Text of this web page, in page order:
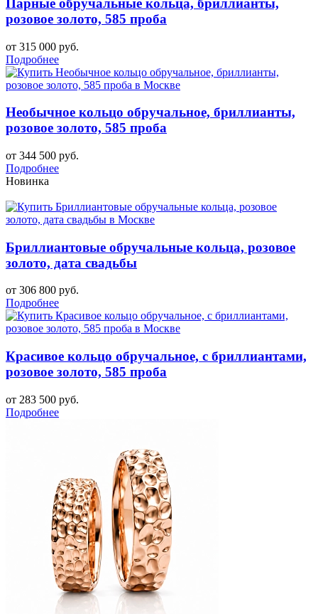
Парные обручальные кольца, бриллианты,
розовое золото, 585 проба
от 315 000 руб.
Подробнее
Необычное кольцо обручальное, бриллианты,
розовое золото, 585 проба
от 344 500 руб.
Подробнее
Новинка
Бриллиантовые обручальные кольца, розовое
золото, дата свадьбы
от 306 800 руб.
Подробнее
Красивое кольцо обручальное, с бриллиантами,
розовое золото, 585 проба
от 283 500 руб.
Подробнее